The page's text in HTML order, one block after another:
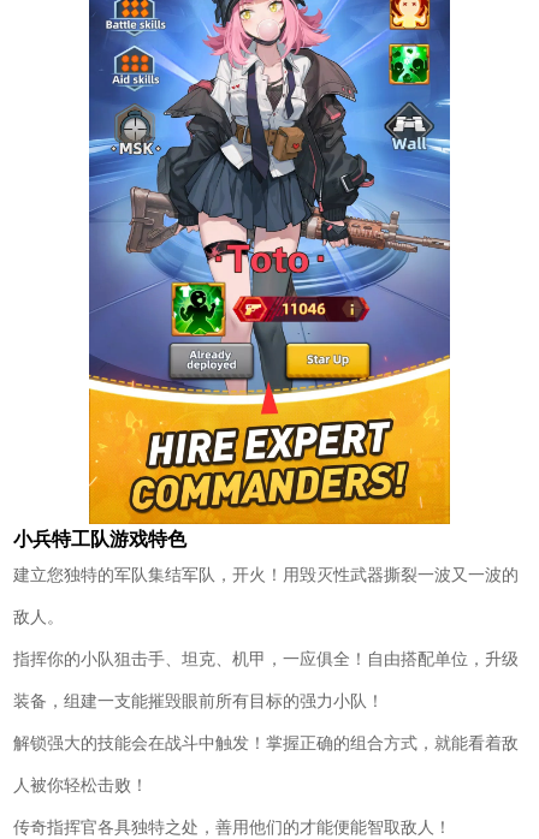
小兵特工队游戏特色
建立您独特的军队集结军队，开火！用毁灭性武器撕裂一波又一波的
敌人。
指挥你的小队狙击手、坦克、机甲，一应俱全！自由搭配单位，升级
装备，组建一支能摧毁眼前所有目标的强力小队！
解锁强大的技能会在战斗中触发！掌握正确的组合方式，就能看着敌
人被你轻松击败！
传奇指挥官各具独特之处，善用他们的才能便能智取敌人！